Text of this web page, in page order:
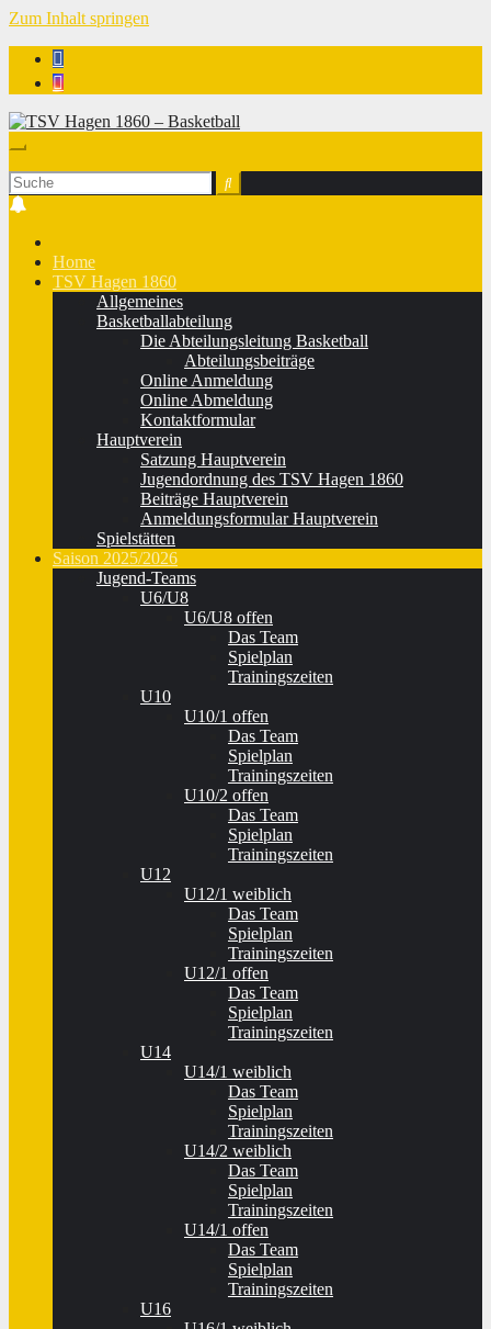
Zum Inhalt springen
Home
TSV Hagen 1860
Allgemeines
Basketballabteilung
Die Abteilungsleitung Basketball
Abteilungsbeiträge
Online Anmeldung
Online Abmeldung
Kontaktformular
Hauptverein
Satzung Hauptverein
Jugendordnung des TSV Hagen 1860
Beiträge Hauptverein
Anmeldungsformular Hauptverein
Spielstätten
Saison 2025/2026
Jugend-Teams
U6/U8
U6/U8 offen
Das Team
Spielplan
Trainingszeiten
U10
U10/1 offen
Das Team
Spielplan
Trainingszeiten
U10/2 offen
Das Team
Spielplan
Trainingszeiten
U12
U12/1 weiblich
Das Team
Spielplan
Trainingszeiten
U12/1 offen
Das Team
Spielplan
Trainingszeiten
U14
U14/1 weiblich
Das Team
Spielplan
Trainingszeiten
U14/2 weiblich
Das Team
Spielplan
Trainingszeiten
U14/1 offen
Das Team
Spielplan
Trainingszeiten
U16